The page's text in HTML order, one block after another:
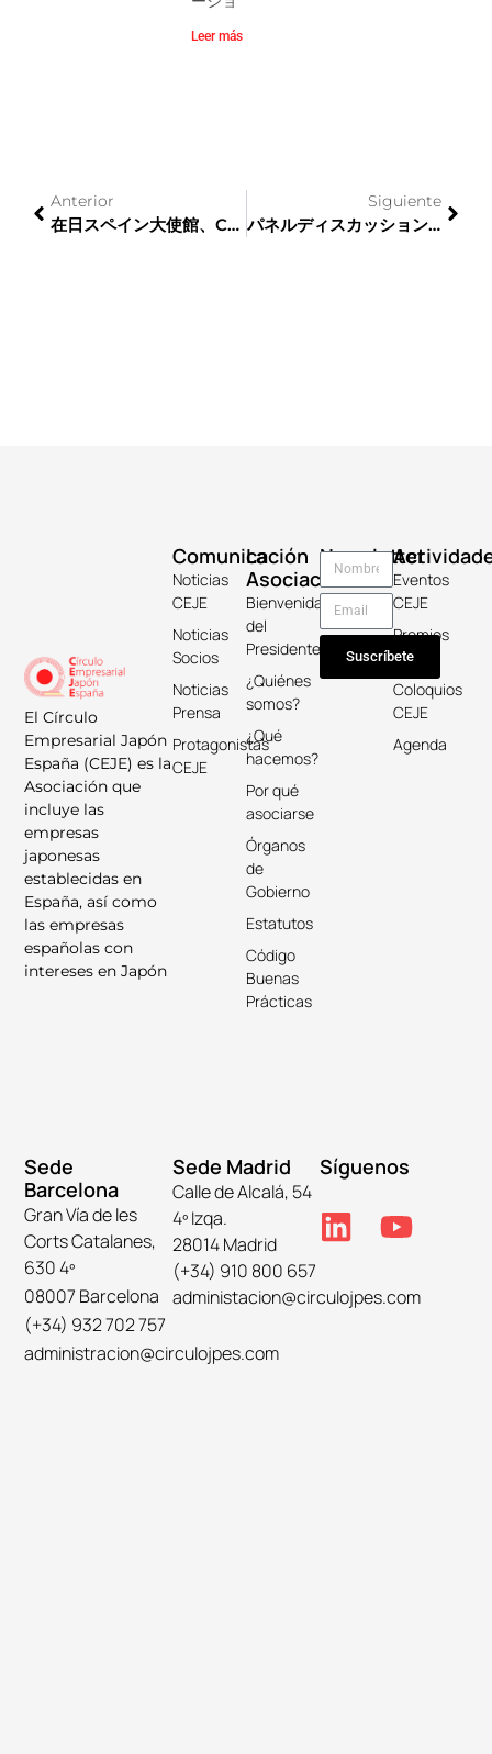
Leer más
Anterior
在日スペイン大使館、CEJEの名誉会員に
Siguiente
パネルディスカッション「日本：魅力あふれる市場」、成功に終わる
El Círculo
Empresarial Japón
España (CEJE) es la
Asociación que
incluye las
empresas
japonesas
establecidas en
España, así como
las empresas
españolas con
intereses en Japón
La
Asociación
Bienvenida
del
Presidente
¿Quiénes
somos?
¿Qué
hacemos?
Por qué
asociarse
Órganos
de
Gobierno
Estatutos
Código
Buenas
Prácticas
Comunicación
Noticias
CEJE
Noticias
Socios
Noticias
Prensa
Protagonistas
CEJE
Eventos
CEJE
Premios
Keicho
Coloquios
CEJE
Agenda
Newsletter
Suscríbete
Sede
Barcelona
Gran Vía de les
Corts Catalanes,
630 4º
08007 Barcelona
(+34) 932 702 757
administracion@circulojpes.com
Sede Madrid
Calle de Alcalá, 54
4º Izqa.
28014 Madrid
(+34) 910 800 657
administacion@circulojpes.com
Síguenos